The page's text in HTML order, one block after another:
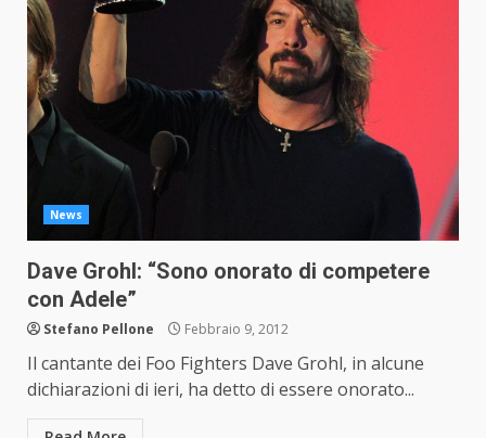
News
Dave Grohl: “Sono onorato di competere
con Adele”
Stefano Pellone Febbraio 9, 2012
Il cantante dei Foo Fighters Dave Grohl, in alcune
dichiarazioni di ieri, ha detto di essere onorato...